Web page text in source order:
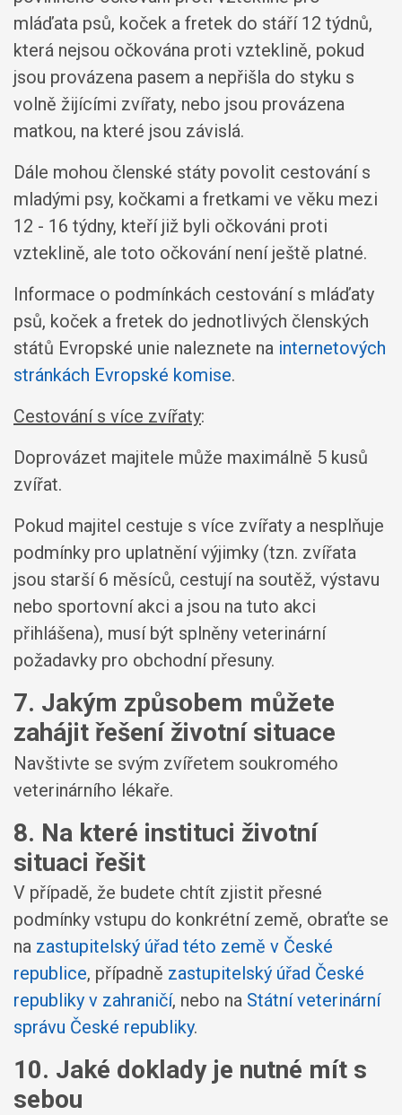
mláďata psů, koček a fretek do stáří 12 týdnů,
která nejsou očkována proti vzteklině, pokud
jsou provázena pasem a nepřišla do styku s
volně žijícími zvířaty, nebo jsou provázena
matkou, na které jsou závislá.
Dále mohou členské státy povolit cestování s
mladými psy, kočkami a fretkami ve věku mezi
12 - 16 týdny, kteří již byli očkováni proti
vzteklině, ale toto očkování není ještě platné.
Informace o podmínkách cestování s mláďaty
psů, koček a fretek do jednotlivých členských
států Evropské unie naleznete na internetových
stránkách Evropské komise.
Cestování s více zvířaty:
Doprovázet majitele může maximálně 5 kusů
zvířat.
Pokud majitel cestuje s více zvířaty a nesplňuje
podmínky pro uplatnění výjimky (tzn. zvířata
jsou starší 6 měsíců, cestují na soutěž, výstavu
nebo sportovní akci a jsou na tuto akci
přihlášena), musí být splněny veterinární
požadavky pro obchodní přesuny.
7. Jakým způsobem můžete
zahájit řešení životní situace
Navštivte se svým zvířetem soukromého
veterinárního lékaře.
8. Na které instituci životní
situaci řešit
V případě, že budete chtít zjistit přesné
podmínky vstupu do konkrétní země, obraťte se
na zastupitelský úřad této země v České
republice, případně zastupitelský úřad České
republiky v zahraničí, nebo na Státní veterinární
správu České republiky.
10. Jaké doklady je nutné mít s
sebou